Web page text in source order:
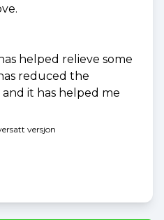
helped relieve some
reduced the
it has helped me
versjon